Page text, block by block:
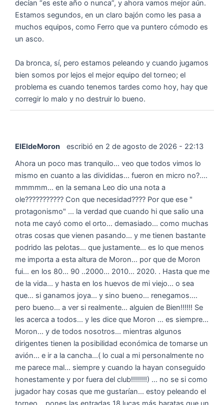
decían “es este año o nunca”, y ahora vamos mejor aún.
Estamos segundos, en un claro bajón como les pasa a
muchos equipos, como Ferro que va puntero cómodo es
un asco.
Da bronca, sí, pero estamos peleando y cuando jugamos
bien somos por lejos el mejor equipo del torneo; el
problema es cuando tenemos tardes como hoy, hay que
corregir lo malo y no destruir lo bueno.
ElEldeMoron escribió en 2 de agosto de 2026 - 22:13
Ahora un poco mas tranquilo... veo que todos vimos lo
mismo en cuanto a las divididas... fueron en micro no?....
mmmmm... en la semana Leo dio una nota a
ole??????????? Con que necesidad???? Por que ese "
protagonismo" ... la verdad que cuando hi que salio una
nota me cayó como el orto... demasiado... como muchas
otras cosas que vienen pasando... y me tienen bastante
podrido las pelotas... que justamente... es lo que menos
me importa a esta altura de Moron... por que de Moron
fui... en los 80... 90 ..2000... 2010... 2020. . Hasta que me
de la vida... y hasta en los huevos de mi viejo... o sea
que... si ganamos joya... y sino bueno... renegamos....
pero bueno... a ver si realmente... alguien de Bien!!!!!! Se
les acerca a todos... y les dice que Moron ... es siempre...
Moron... y de todos nosotros... mientras algunos
dirigentes tienen la posibilidad económica de tomarse un
avión... e ir a la cancha...( lo cual a mi personalmente no
me parece mal... siempre y cuando la hayan conseguido
honestamente y por fuera del club!!!!!!!!) ... no se si como
jugador hay cosas que me gustarían... estoy peleando el